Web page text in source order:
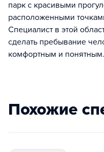
парк с красивыми
расположенными
Специалист в этой
сделать пребывание
комфортным и понятным.
Похожие